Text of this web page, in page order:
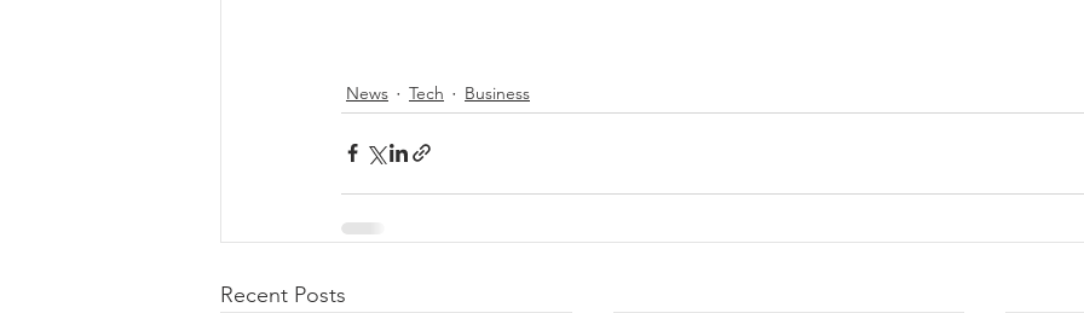
News Tech Business
Recent Posts